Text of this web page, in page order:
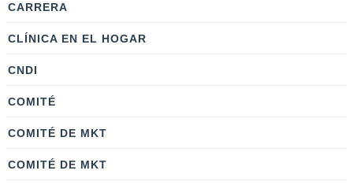
CARRERA
CLÍNICA EN EL HOGAR
CNDI
COMITÉ
COMITÉ DE MKT
COMITÉ DE MKT